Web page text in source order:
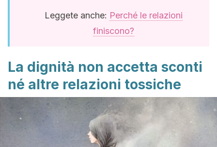
Leggete anche: Perché le relazioni
finiscono?
La dignità non accetta sconti
né altre relazioni tossiche